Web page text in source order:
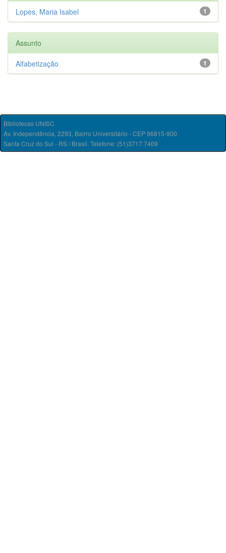
1
Lopes, Maria Isabel
Assunto
1
Alfabetização
Bibliotecas UNISC
Av. Independência, 2293, Bairro Universitário - CEP 96815-900
Santa Cruz do Sul - RS / Brasil. Telefone: (51)3717.7409